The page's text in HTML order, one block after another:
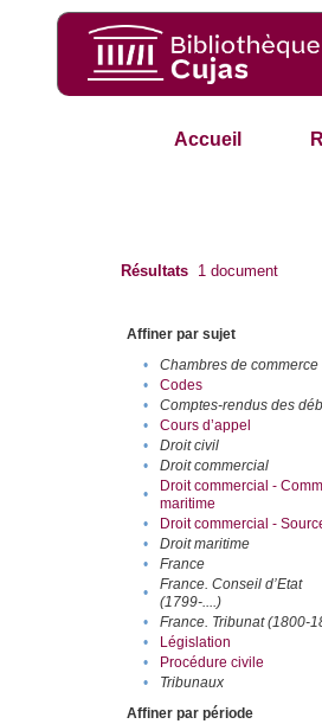
Accueil
Résultats 1 document
Affiner par sujet
•
Chambres de commerce
•
Codes
•
Comptes-rendus des
•
Cours d’appel
•
Droit civil
•
Droit commercial
•
Droit commercial -
maritime
• Droit commercial -
•
Droit maritime
•
France
•
France. Conseil d’Etat
(1799-....)
• France. Tribunat (1800-
•
Législation
•
Procédure civile
•
Tribunaux
Affiner par période